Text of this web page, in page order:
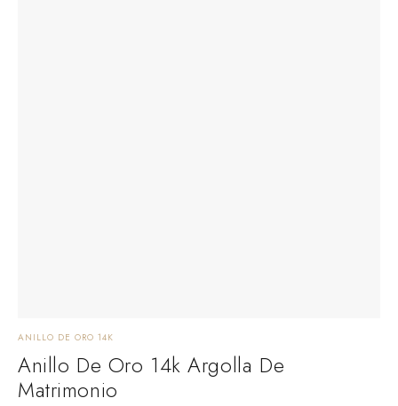
ANILLO DE ORO 14K
Anillo De Oro 14k Argolla De
Matrimonio